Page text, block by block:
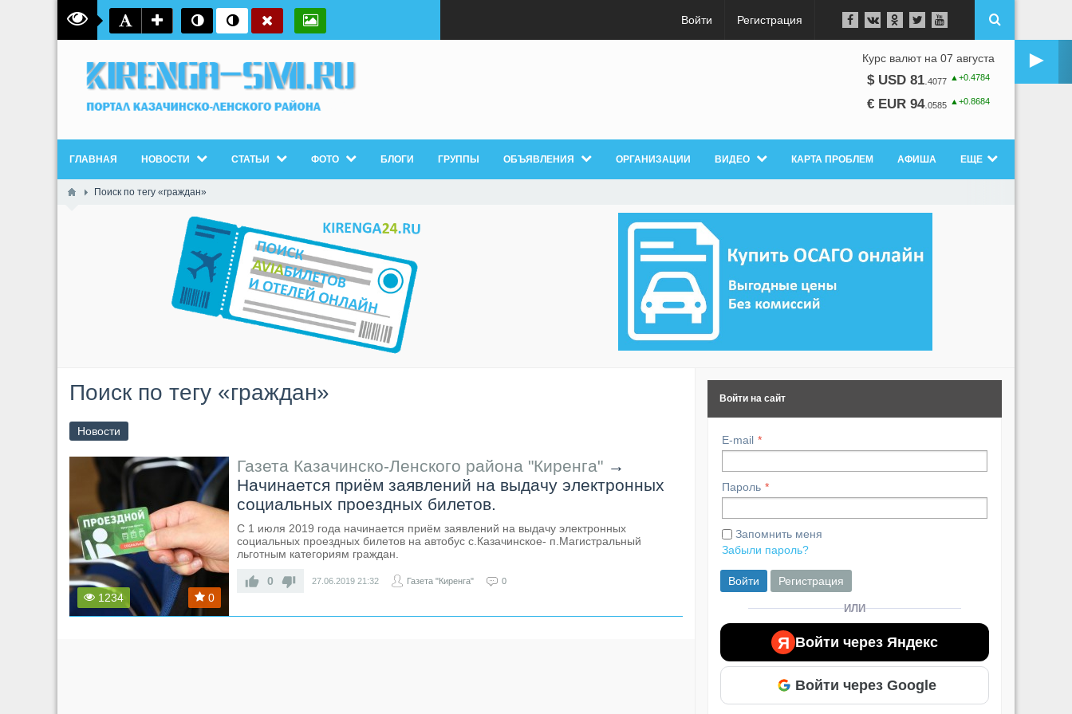
Войти Регистрация
►
Курс валют на 07 августа
$ USD 81 4077 ▲+0.4784
€ EUR 94. 0585 ▲+0.8684
ГЛАВНАЯ НОВОСТИ СТАТЬИ ФОТО БЛОГИ ГРУППЫ ОБЪЯВЛЕНИЯ ОРГАНИЗАЦИИ ВИДЕО КАРТА ПРОБЛЕМ АФИША ЕЩЕ
Поиск по тегу «граждан»
Поиск по тегу «граждан»
Новости
1234 0
Газета Казачинско-Ленского района "Киренга" →
Начинается приём заявлений на выдачу электронных
социальных проездных билетов.
С 1 июля 2019 года начинается приём заявлений на выдачу электронных
социальных проездных билетов на автобус с.Казачинское- п.Магистральный
льготным категориям граждан.
0 27.06.2019 21:32 Газета "Киренга" 0
Войти на сайт
E-mail
Пароль
Запомнить меня
Забыли пароль?
Войти Регистрация
ИЛИ
Я Войти через Яндекс
Войти через Google